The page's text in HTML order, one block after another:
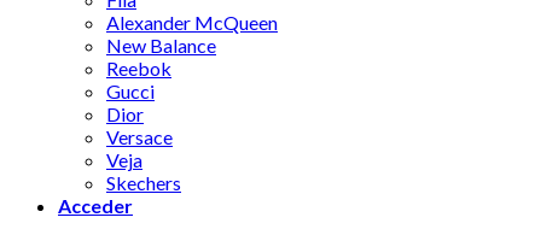
Alexander McQueen
New Balance
Reebok
Gucci
Dior
Versace
Veja
Skechers
Acceder